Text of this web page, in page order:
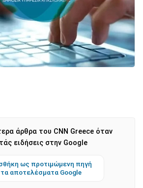
άρθρα του CNN Greece όταν
ειδήσεις στην Google
ως προτιμώμενη πηγή
αποτελέσματα Google